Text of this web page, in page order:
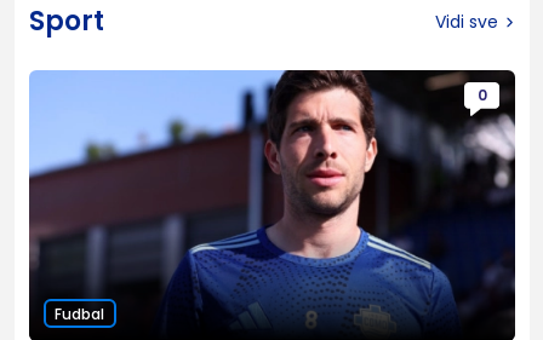
Sport Vidi sve
0
Fudbal